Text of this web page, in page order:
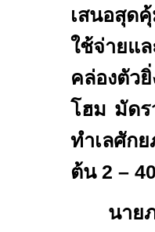
เสนอสุด
ใช้จ่ายแ
คล่องตัว
โฮม มัดร
ทำเลศัก
ต้น 2 –
นาย